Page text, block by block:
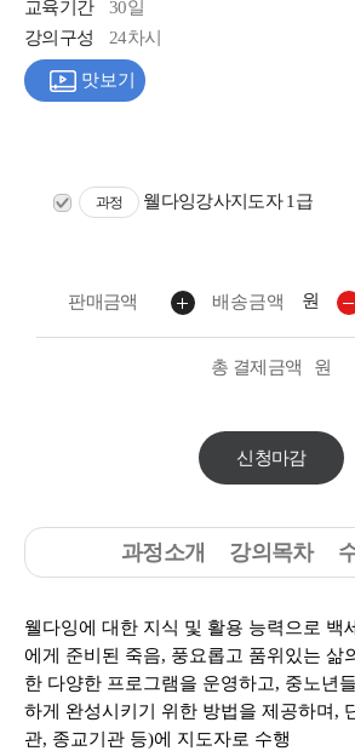
교육기간
30일
강의구성
24차시
맛보기
과정 웰다잉강사지도자 1급
판매금액 배송금액 원
총 결제금액 원
신청마감
과정소개 강의목차
웰다잉에 대한 지식 및 활용 능력으로 백
에게 준비된 죽음, 풍요롭고 품위있는 삶
한 다양한 프로그램을 운영하고, 중노년
하게 완성시키기 위한 방법을 제공하며,
관, 종교기관 등)에 지도자로 수행